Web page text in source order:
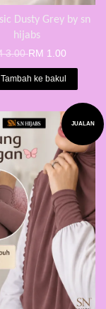
Dusty Grey by sn
hijabs
3.00RM 1.00
Tambah ke bakul
JUALAN